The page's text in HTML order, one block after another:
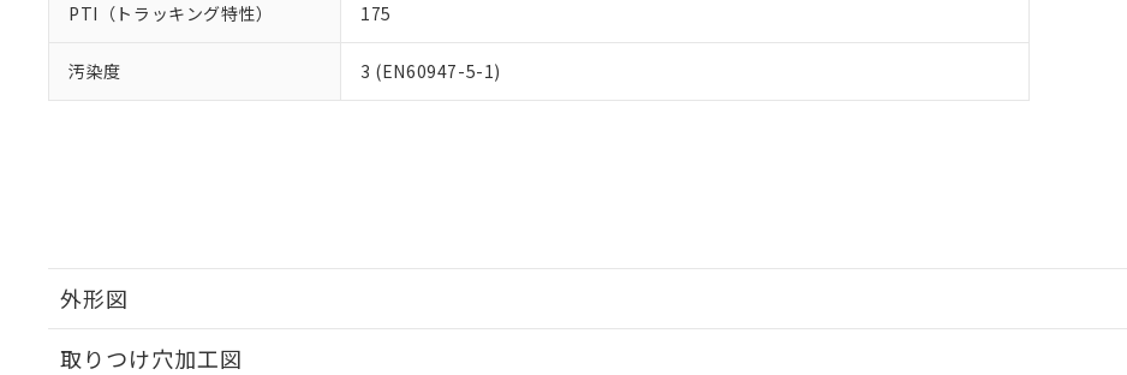
PTI（トラッキング特性） 175
汚染度 3 (EN60947-5-1)
外形図
取りつけ穴加工図